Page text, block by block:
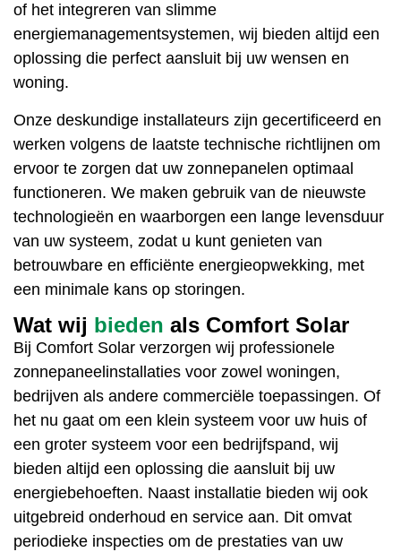
of het integreren van slimme
energiemanagementsystemen, wij bieden altijd een
oplossing die perfect aansluit bij uw wensen en
woning.
Onze deskundige installateurs zijn gecertificeerd en
werken volgens de laatste technische richtlijnen om
ervoor te zorgen dat uw zonnepanelen optimaal
functioneren. We maken gebruik van de nieuwste
technologieën en waarborgen een lange levensduur
van uw systeem, zodat u kunt genieten van
betrouwbare en efficiënte energieopwekking, met
een minimale kans op storingen.
Wat wij bieden als Comfort Solar
Bij Comfort Solar verzorgen wij professionele
zonnepaneelinstallaties voor zowel woningen,
bedrijven als andere commerciële toepassingen. Of
het nu gaat om een klein systeem voor uw huis of
een groter systeem voor een bedrijfspand, wij
bieden altijd een oplossing die aansluit bij uw
energiebehoeften. Naast installatie bieden wij ook
uitgebreid onderhoud en service aan. Dit omvat
periodieke inspecties om de prestaties van uw